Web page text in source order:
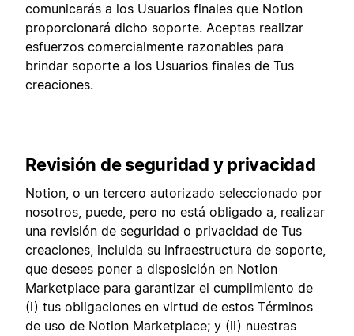
comunicarás a los Usuarios finales que Notion
proporcionará dicho soporte. Aceptas realizar
esfuerzos comercialmente razonables para
brindar soporte a los Usuarios finales de Tus
creaciones.
Revisión de seguridad y privacidad
Notion, o un tercero autorizado seleccionado por
nosotros, puede, pero no está obligado a, realizar
una revisión de seguridad o privacidad de Tus
creaciones, incluida su infraestructura de soporte,
que desees poner a disposición en Notion
Marketplace para garantizar el cumplimiento de
(i) tus obligaciones en virtud de estos Términos
de uso de Notion Marketplace; y (ii) nuestras